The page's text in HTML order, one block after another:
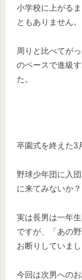
小学校に上がる
ともありません。
周りと比べてが
のペースで進級
た。
卒園式を終えた3
野球少年団に入
に来てみないか
実は長男は一年
ですが、「あの
お断りしていまし
今回は次男へのお